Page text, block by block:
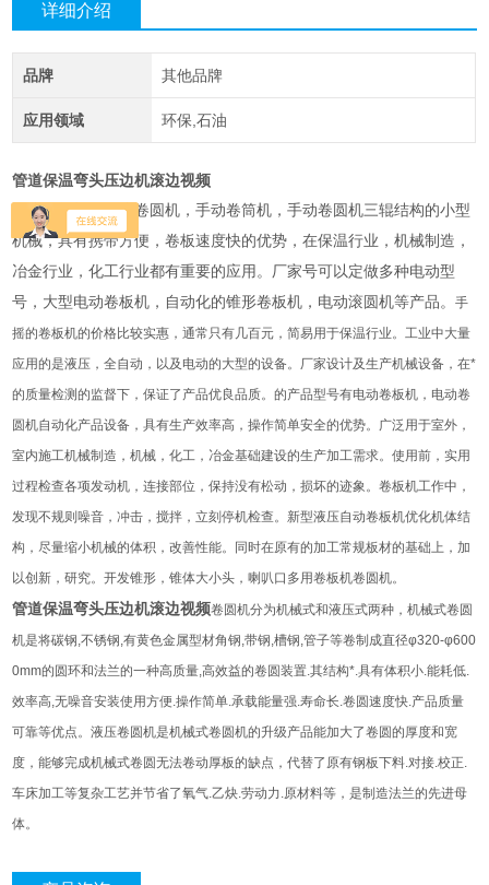
详细介绍
品牌 其他品牌
应用领域 环保,石油
管道保温弯头压边机滚边视频
铁皮卷板机，铁皮卷圆机，手动卷筒机，手动卷圆机三辊结构的小型
机械，具有携带方便，卷板速度快的优势，在保温行业，机械制造，
冶金行业，化工行业都有重要的应用。厂家号可以定做多种电动型
号，大型电动卷板机，自动化的锥形卷板机，电动滚圆机等产品。手
摇的卷板机的价格比较实惠，通常只有几百元，简易用于保温行业。工业中大量
应用的是液压，全自动，以及电动的大型的设备。厂家设计及生产机械设备，在*
的质量检测的监督下，保证了产品优良品质。的产品型号有电动卷板机，电动卷
圆机自动化产品设备，具有生产效率高，操作简单安全的优势。广泛用于室外，
室内施工机械制造，机械，化工，冶金基础建设的生产加工需求。使用前，实用
过程检查各项发动机，连接部位，保持没有松动，损坏的迹象。卷板机工作中，
发现不规则噪音，冲击，搅拌，立刻停机检查。新型液压自动卷板机优化机体结
构，尽量缩小机械的体积，改善性能。同时在原有的加工常规板材的基础上，加
以创新，研究。开发锥形，锥体大小头，喇叭口多用卷板机卷圆机。
管道保温弯头压边机滚边视频卷圆机分为机械式和液压式两种，机械式卷圆
机是将碳钢,不锈钢,有黄色金属型材角钢,带钢,槽钢,管子等卷制成直径φ320-φ600
0mm的圆环和法兰的一种高质量,高效益的卷圆装置.其结构*.具有体积小.能耗低.
效率高,无噪音安装使用方便.操作简单.承载能量强.寿命长.卷圆速度快.产品质量
可靠等优点。液压卷圆机是机械式卷圆机的升级产品能加大了卷圆的厚度和宽
度，能够完成机械式卷圆无法卷动厚板的缺点，代替了原有钢板下料.对接.校正.
车床加工等复杂工艺并节省了氧气.乙炔.劳动力.原材料等，是制造法兰的先进母
体。